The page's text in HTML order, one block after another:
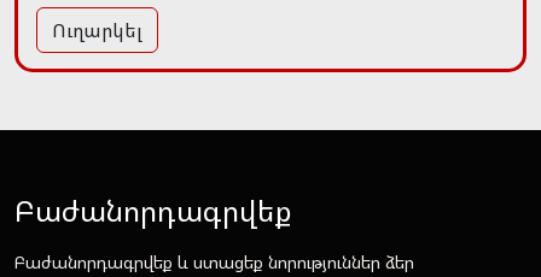
Ուղարկել
Բաժանորդագրվեք
Բաժանորդագրվեք և ստացեք նորություններ ձեր